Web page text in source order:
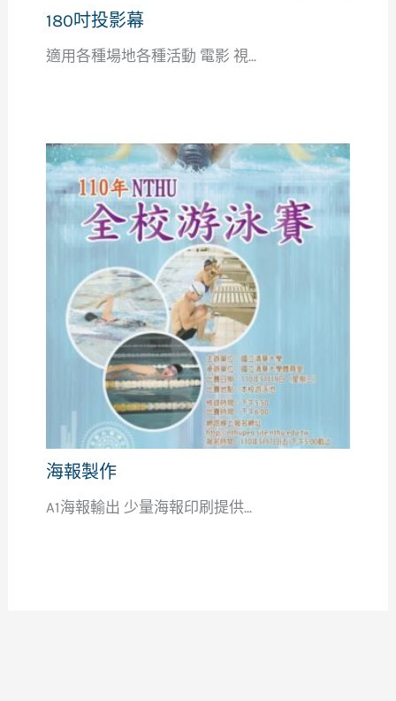
180吋投影幕
適用各種場地各種活動 電影 視...
海報製作
A1海報輸出 少量海報印刷提供...